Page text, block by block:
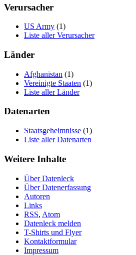
Verursacher
US Army (1)
Liste aller Verursacher
Länder
Afghanistan (1)
Vereinigte Staaten (1)
Liste aller Länder
Datenarten
Staatsgeheimnisse (1)
Liste aller Datenarten
Weitere Inhalte
Über Datenleck
Über Datenerfassung
Autoren
Links
RSS, Atom
Datenleck melden
T-Shirts und Flyer
Kontaktformular
Impressum